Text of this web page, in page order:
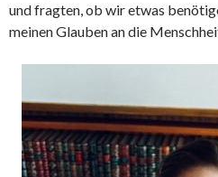
und fragten, ob wir etwas
meinen Glauben an die